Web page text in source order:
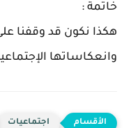
خاتمة :
هكذا نكون قد وقفنا
وانعكاساتها
اجتماعيات